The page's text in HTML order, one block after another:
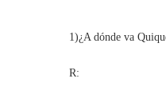
1)¿A dónde va
R: